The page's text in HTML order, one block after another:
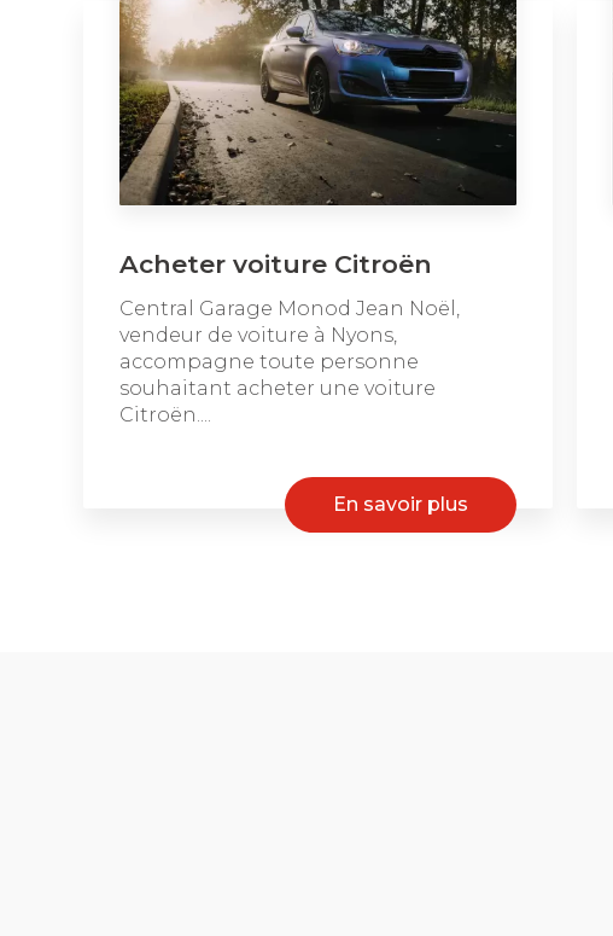
Acheter voiture Citroën
Central Garage Monod Jean Noël,
vendeur de voiture à Nyons,
accompagne toute personne
souhaitant acheter une voiture
Citroën....
En savoir plus